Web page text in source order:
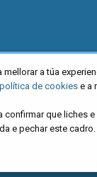
Intersindical
a túa
política de cookies e a
confirmar que liches
e pechar este cadro.